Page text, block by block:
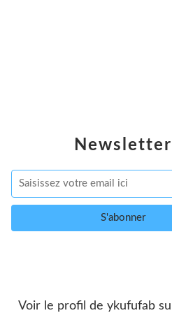
Newsletter
Voir le profil de ykufufab